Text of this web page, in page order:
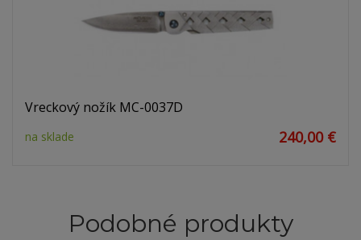
Vreckový nožík MC-0037D
na sklade 240,00 €
Podobné produkty